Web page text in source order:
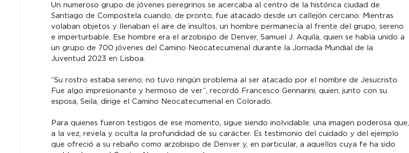
Un numeroso grupo de jóvenes peregrinos se acercaba al centro de la histórica ciudad de
Santiago de Compostela cuando, de pronto, fue atacado desde un callejón cercano. Mientras
volaban objetos y llenaban el aire de insultos, un hombre permanecía al frente del grupo, sereno
e imperturbable. Ese hombre era el arzobispo de Denver, Samuel J. Aquila, quien se había unido a
un grupo de 700 jóvenes del Camino Neocatecumenal durante la Jornada Mundial de la
Juventud 2023 en Lisboa.
“Su rostro estaba sereno; no tuvo ningún problema al ser atacado por el nombre de Jesucristo.
Fue algo impresionante y hermoso de ver”, recordó Francesco Gennarini, quien, junto con su
esposa, Seila, dirige el Camino Neocatecumenal en Colorado.
Para quienes fueron testigos de ese momento, sigue siendo inolvidable: una imagen poderosa que,
a la vez, revela y oculta la profundidad de su carácter. Es testimonio del cuidado y del ejemplo
que ofreció a su rebaño como arzobispo de Denver y, en particular, a aquellos cuya fe ha sido